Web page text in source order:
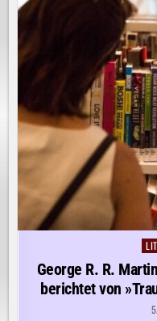
in
George R. R.
berichtet von